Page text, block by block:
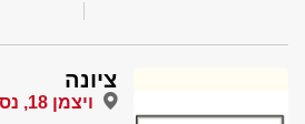
ציונה
ויצמן 18, נס ציונה